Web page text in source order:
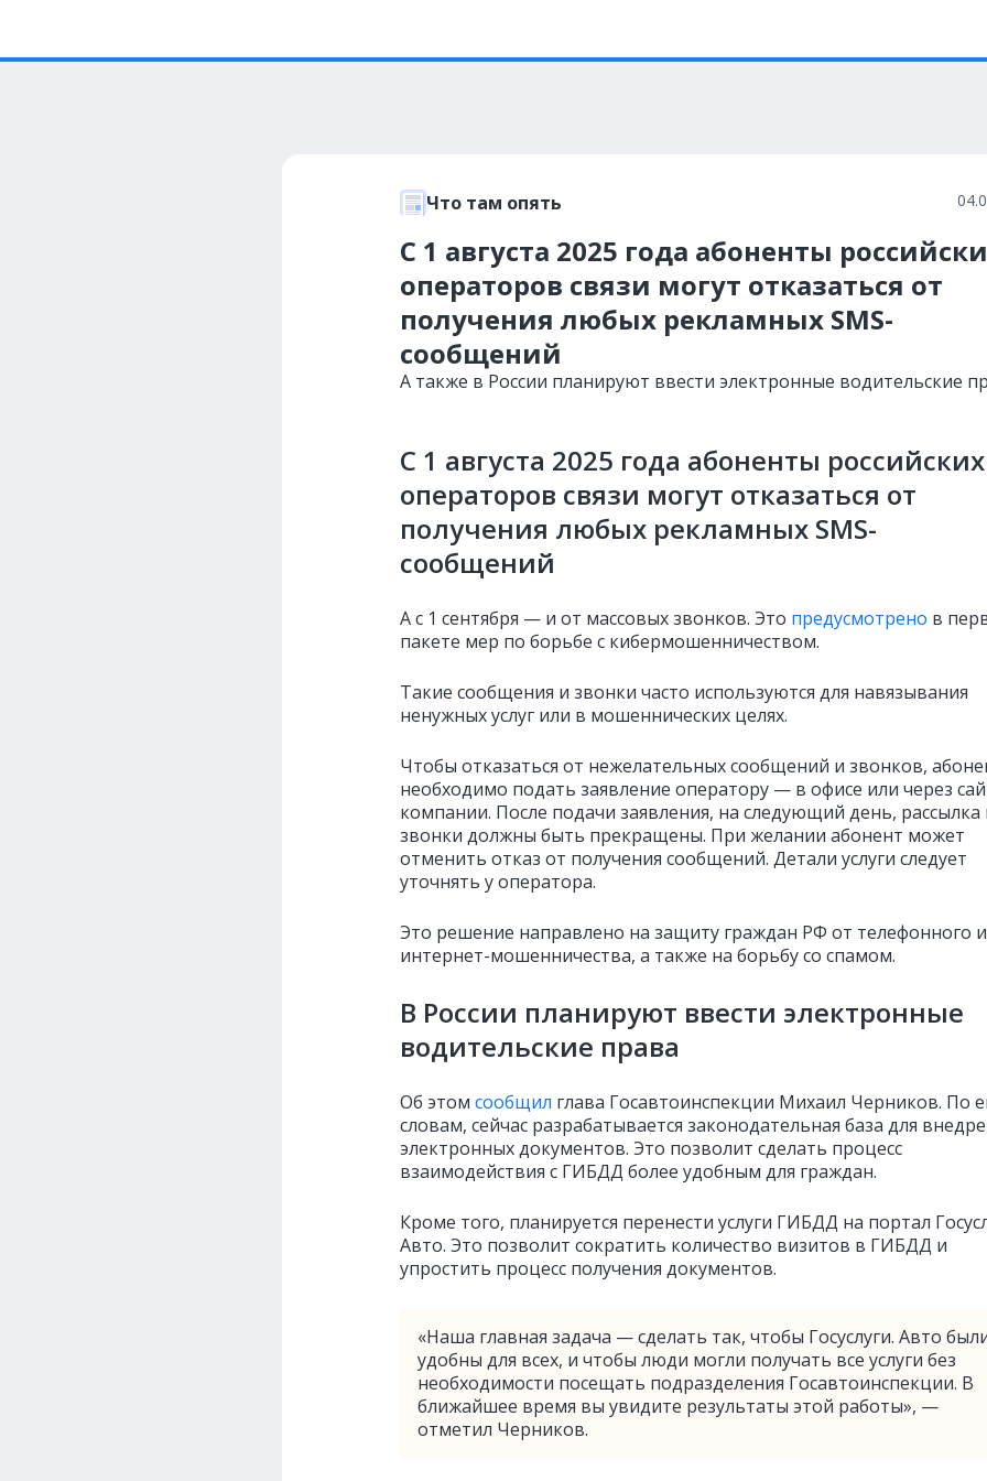
Что там опять
С 1 августа 2025 года абоненты
операторов связи могут отказаться от
получения любых рекламных SMS-
сообщений
А также в России планируют ввести электронные водительские
С 1 августа 2025 года абоненты российских
операторов связи могут отказаться от
получения любых рекламных SMS-
сообщений
А с 1 сентября — и от массовых звонков. Это предусмотрено в
пакете мер по борьбе с кибермошенничеством.
Такие сообщения и звонки часто используются для навязывания
ненужных услуг или в мошеннических целях.
Чтобы отказаться от нежелательных сообщений и звонков,
необходимо подать заявление оператору — в офисе или через
компании. После подачи заявления, на следующий день, рассылка
звонки должны быть прекращены. При желании абонент может
отменить отказ от получения сообщений. Детали услуги следует
уточнять у оператора.
Это решение направлено на защиту граждан РФ от телефонного и
интернет-мошенничества, а также на борьбу со спамом.
В России планируют ввести электронные
водительские права
Об этом сообщил глава Госавтоинспекции Михаил Черников. По
словам, сейчас разрабатывается законодательная база для
электронных документов. Это позволит сделать процесс
взаимодействия с ГИБДД более удобным для граждан.
Кроме того, планируется перенести услуги ГИБДД на портал
Авто. Это позволит сократить количество визитов в ГИБДД и
упростить процесс получения документов.
«Наша главная задача — сделать так, чтобы Госуслуги. Авто
удобны для всех, и чтобы люди могли получать все услуги без
необходимости посещать подразделения Госавтоинспекции. В
ближайшее время вы увидите результаты этой работы», —
отметил Черников.